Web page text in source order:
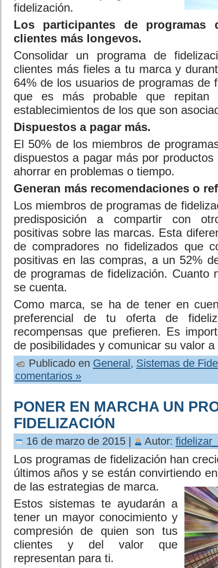
fidelización.
Los participantes de programas
clientes más longevos.
Consolidar un programa de
clientes más fieles a tu marca y
64% de los usuarios de programas de
que es más probable que
establecimientos de los que son
Dispuestos a pagar más.
El 50% de los miembros de
dispuestos a pagar más por
ahorrar en problemas o tiempo.
Generan más recomendaciones o
Los miembros de programas de
predisposición a compartir con
positivas sobre las marcas. Esta
de compradores no fidelizados que
positivas en las compras, a un 52%
de programas de fidelización. Cuanto
se cuenta.
Como marca, se ha de tener en
preferencial de tu oferta de
recompensas que prefieren. Es
de posibilidades y comunicar su valor
Publicado en General , Sistemas de
comentarios »
PONER EN MARCHA UN
FIDELIZACIÓN
16 de marzo de 2015 | Autor:
Los programas de fidelización han
últimos años y se están convirtiendo
de las estrategias de marca.
Estos sistemas te ayudarán a
tener un mayor conocimiento y
compresión de quien son tus
clientes y del valor que
representan para ti.